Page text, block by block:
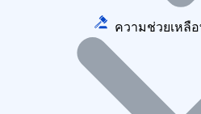
ความช่วยเหลื